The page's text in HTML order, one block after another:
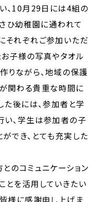
、10月29日には4組の
ひ幼稚園に通われて
それぞれご参加いただ
子様の写真やタオル
りながら、地域の保護
関わる貴重な時間に
た後には、参加者と学
い、学生は参加者の子
でき、とても充実した
のコミュニケーション
とを活用していきたい
様に感謝申し上げま